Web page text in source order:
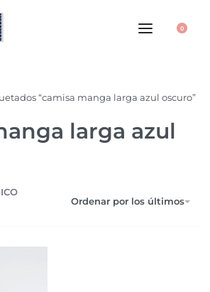
0
“camisa manga larga azul oscuro”
larga azul
Ordenar por los últimos